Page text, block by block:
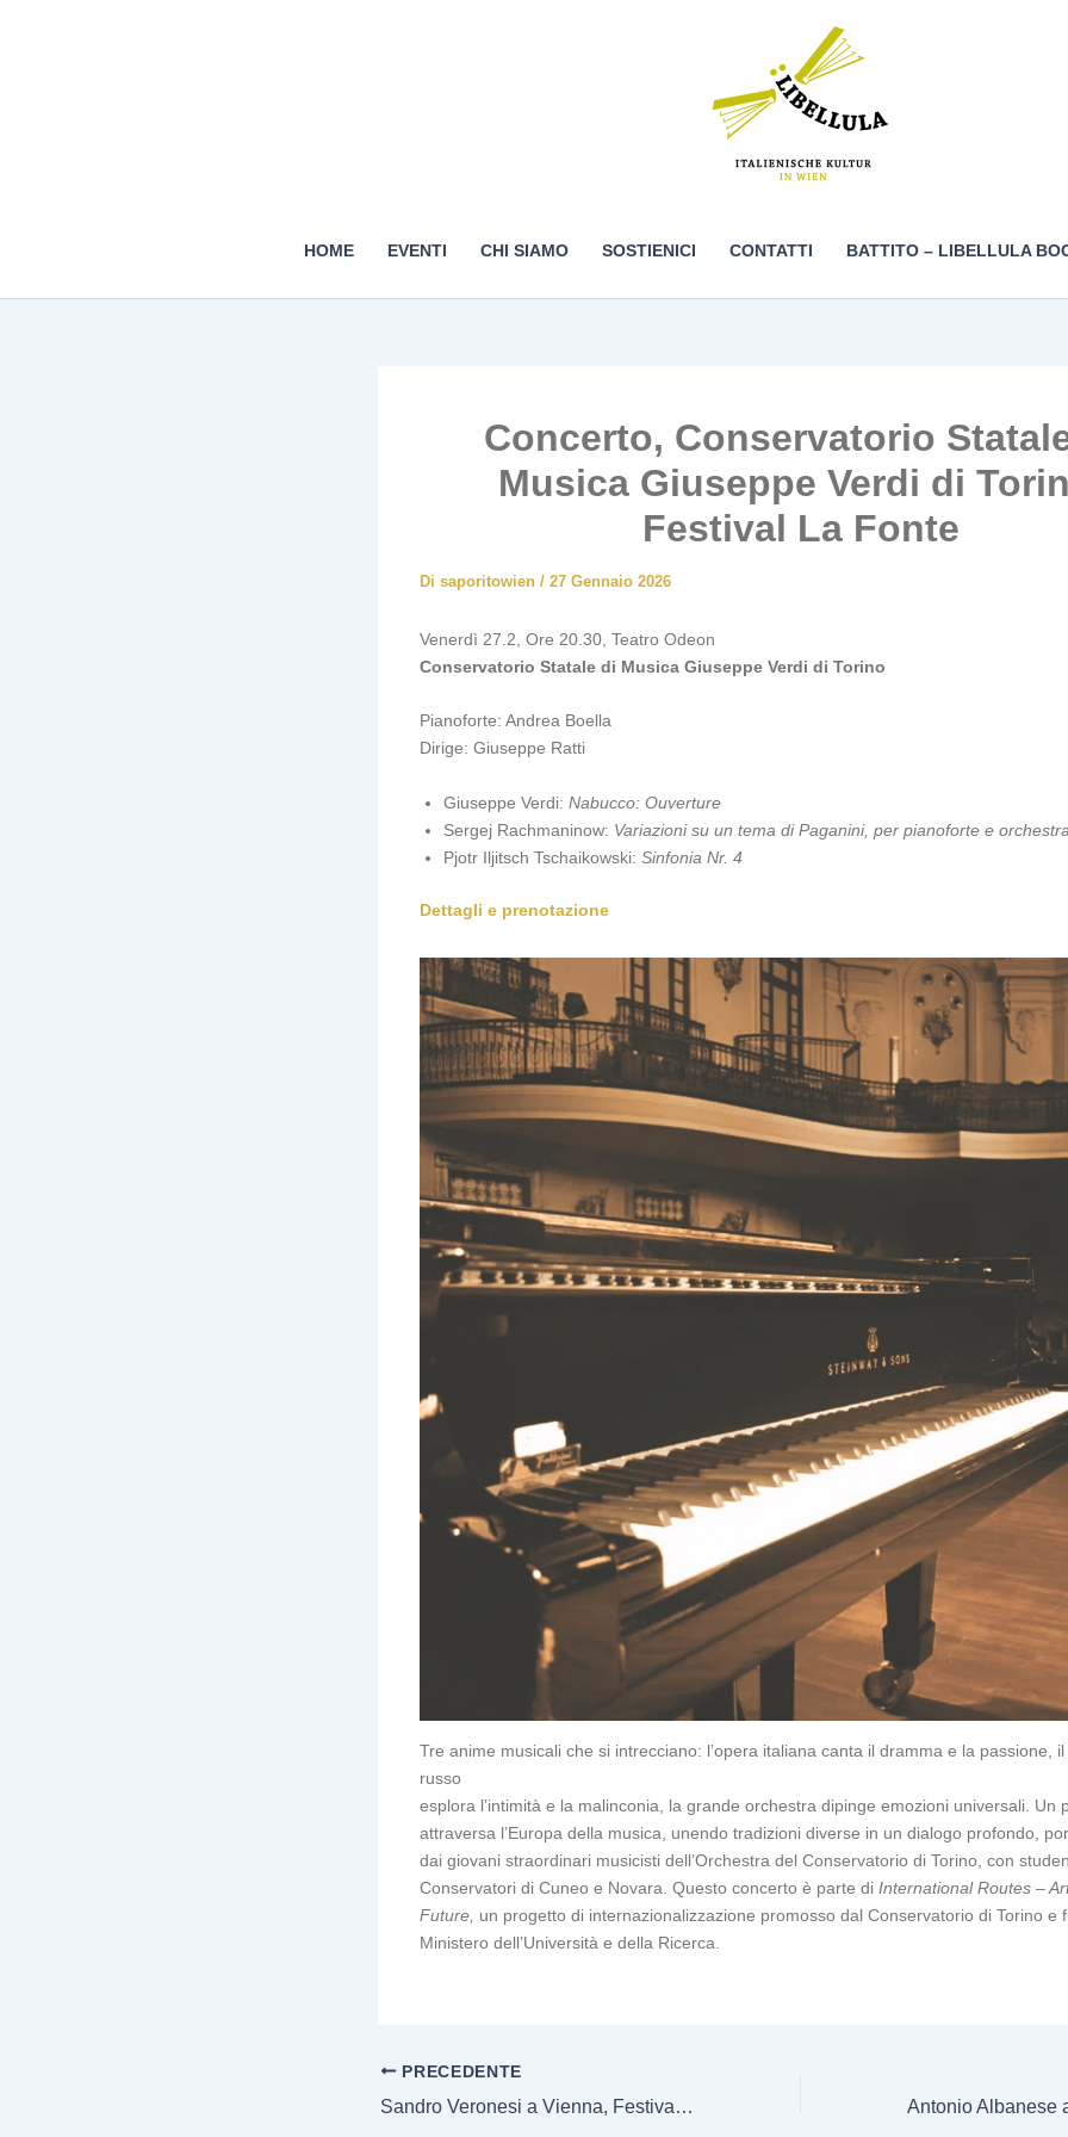
HOME EVENTI CHI SIAMO SOSTIENICI CONTATTI BATTITO – LIBELLULA
Concerto, Conservatorio
Musica Giuseppe Verdi di
Festival La Fonte
Di saporitowien / 27 Gennaio 2026
Venerdì 27.2, Ore 20.30, Teatro Odeon
Conservatorio Statale di Musica Giuseppe Verdi di Torino
Pianoforte: Andrea Boella
Dirige: Giuseppe Ratti
Giuseppe Verdi: Nabucco: Ouverture
Sergej Rachmaninow: Variazioni su un tema di Paganini, per pianoforte e
Pjotr Iljitsch Tschaikowski: Sinfonia Nr. 4
Dettagli e prenotazione
Tre anime musicali che si intrecciano: l’opera italiana canta il dramma e la passione,
russo
esplora l’intimità e la malinconia, la grande orchestra dipinge emozioni universali. Un
attraversa l’Europa della musica, unendo tradizioni diverse in un dialogo profondo,
dai giovani straordinari musicisti dell’Orchestra del Conservatorio di Torino, con
Conservatori di Cuneo e Novara. Questo concerto è parte di International Routes –
Future, un progetto di internazionalizzazione promosso dal Conservatorio di Torino e
Ministero dell’Università e della Ricerca.
PRECEDENTE
Sandro Veronesi a Vienna, Festival La Fonte